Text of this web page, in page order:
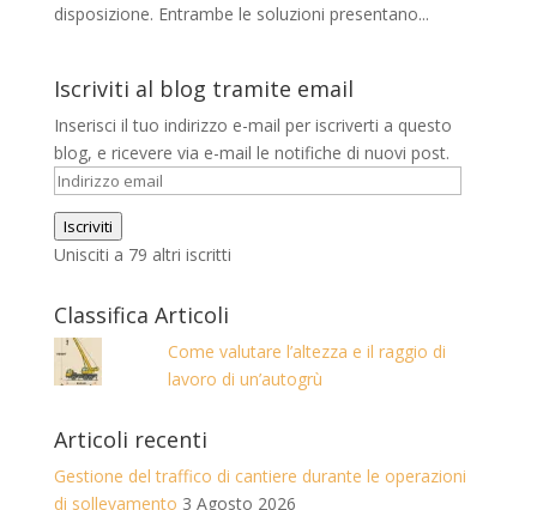
disposizione. Entrambe le soluzioni presentano...
Iscriviti al blog tramite email
Inserisci il tuo indirizzo e-mail per iscriverti a questo
blog, e ricevere via e-mail le notifiche di nuovi post.
Indirizzo
email
Iscriviti
Unisciti a 79 altri iscritti
Classifica Articoli
Come valutare l’altezza e il raggio di
lavoro di un’autogrù
Articoli recenti
Gestione del traffico di cantiere durante le operazioni
di sollevamento 3 Agosto 2026